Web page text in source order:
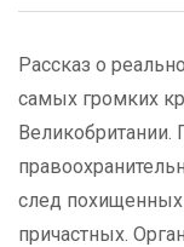
Рассказ о
самых громких
Великобритании.
след похищенных
причастных.